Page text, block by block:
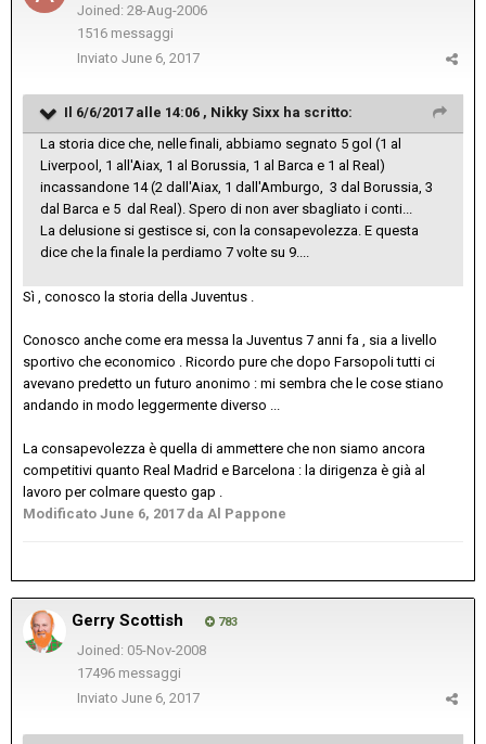
Joined: 28-Aug-2006
1516 messaggi
Inviato June 6, 2017
Il 6/6/2017 alle 14:06 , Nikky Sixx ha scritto:
La storia dice che, nelle finali, abbiamo segnato 5 gol (1 al
Liverpool, 1 all'Aiax, 1 al Borussia, 1 al Barca e 1 al Real)
incassandone 14 (2 dall'Aiax, 1 dall'Amburgo, 3 dal Borussia, 3
dal Barca e 5 dal Real). Spero di non aver sbagliato i conti...
La delusione si gestisce si, con la consapevolezza. E questa
dice che la finale la perdiamo 7 volte su 9....
Sì , conosco la storia della Juventus .
Conosco anche come era messa la Juventus 7 anni fa , sia a livello
sportivo che economico . Ricordo pure che dopo Farsopoli tutti ci
avevano predetto un futuro anonimo : mi sembra che le cose stiano
andando in modo leggermente diverso ...
La consapevolezza è quella di ammettere che non siamo ancora
competitivi quanto Real Madrid e Barcelona : la dirigenza è già al
lavoro per colmare questo gap .
Modificato June 6, 2017da Al Pappone
Gerry Scottish 783
Joined: 05-Nov-2008
17496 messaggi
Inviato June 6, 2017